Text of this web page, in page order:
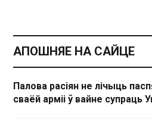
АПОШНЯЕ НА САЙЦЕ
Палова расіян не лічыць
сваёй арміі ў вайне супраць